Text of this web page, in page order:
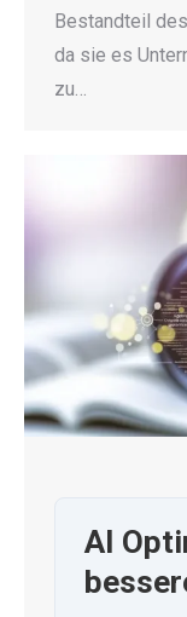
Bestandteil
da sie es
zu…
AI